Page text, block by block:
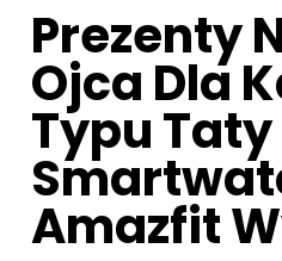
Prezenty
Ojca Dla
Typu
Amazfit